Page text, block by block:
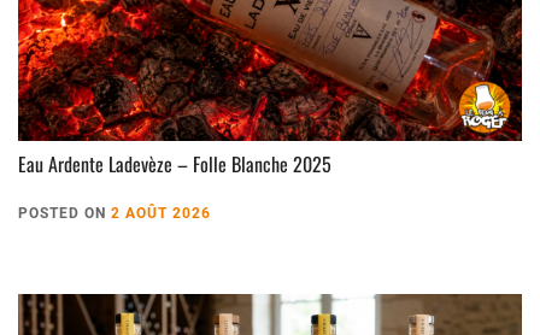
Eau Ardente Ladevèze – Folle Blanche 2025
POSTED ON 2 AOÛT 2026